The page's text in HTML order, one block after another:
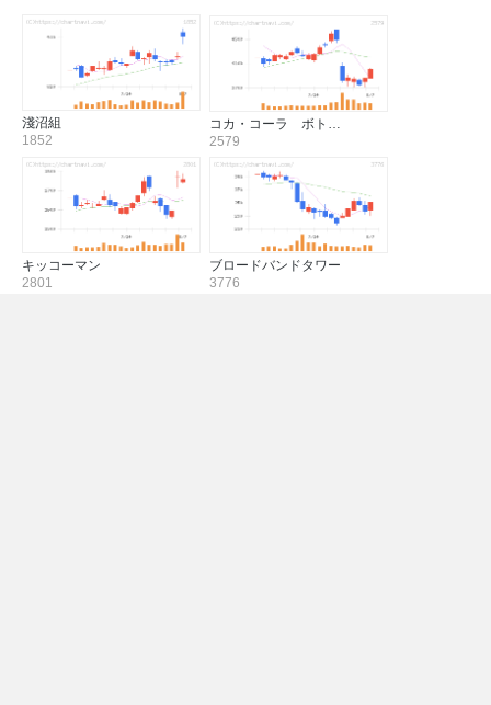
淺沼組
1852
コカ・コーラ ボト…
2579
キッコーマン
2801
ブロードバンドタワー
3776